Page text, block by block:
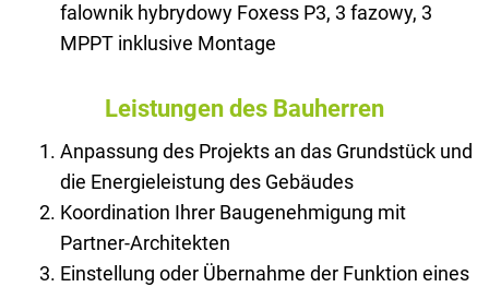
falownik hybrydowy Foxess P3, 3 fazowy, 3
MPPT inklusive Montage
Leistungen des Bauherren
Anpassung des Projekts an das Grundstück und
die Energieleistung des Gebäudes
Koordination Ihrer Baugenehmigung mit
Partner-Architekten
Einstellung oder Übernahme der Funktion eines